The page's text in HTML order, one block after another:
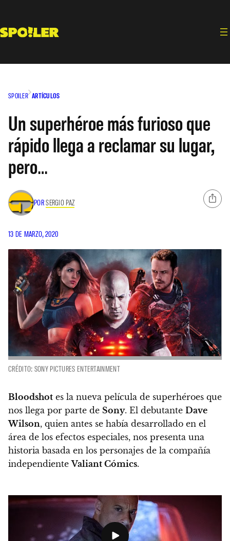
contenido
SPOILER ARTÍCULOS
Un superhéroe más furioso que
rápido llega a reclamar su lugar,
pero…
PORSERGIO PAZ
13 DE MARZO, 2020
CRÉDITO: SONY PICTURES ENTERTAINMENT
Bloodshot es la nueva película de superhéroes que
nos llega por parte de Sony. El debutante Dave
Wilson, quien antes se había desarrollado en el
área de los efectos especiales, nos presenta una
historia basada en los personajes de la compañía
independienteValiant Cómics.